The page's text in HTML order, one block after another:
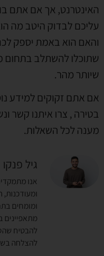
האינטרנט, אך אם אתם
עליכם לבדוק היטב מה
והאם הוא באמת יספק
שתוכלו להשתלב בתחום
שיותר מהר.
אם אתם זקוקים למידע
בטירה , צרו איתנו קשר
מענה לכל השאלות.
גיל פנקו
אנו
ומעודכנות,
ומומחים
מתאפיינים
להבטיח
להצלחה